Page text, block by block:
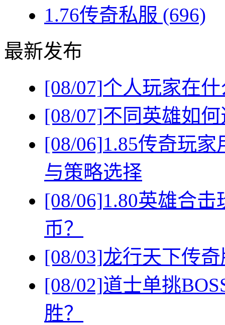
1.76传奇私服 (696)
最新发布
[08/07]个人玩家在
[08/07]不同英雄如
[08/06]1.85传奇玩
与策略选择
[08/06]1.80英雄合
币？
[08/03]龙行天下传
[08/02]道士单挑
胜？